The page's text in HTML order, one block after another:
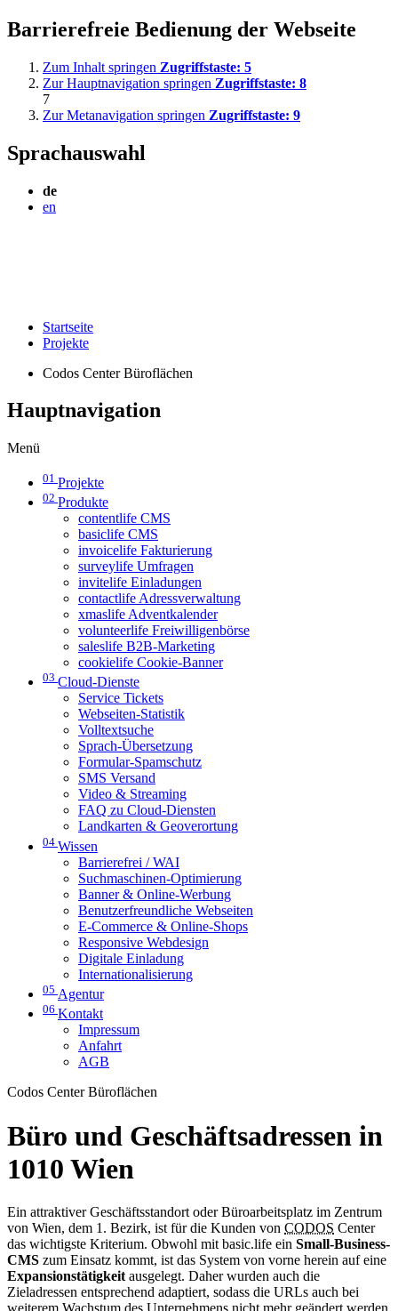
Barrierefreie Bedienung der Webseite
Zum Inhalt springen Zugriffstaste: 5
Zur Hauptnavigation springen Zugriffstaste: 8
7
Zur Metanavigation springen Zugriffstaste: 9
Sprachauswahl
de
en
Startseite
Projekte
Codos Center Büroflächen
Hauptnavigation
Menü
01 Projekte
02 Produkte
contentlife CMS
basiclife CMS
invoicelife Fakturierung
surveylife Umfragen
invitelife Einladungen
contactlife Adressverwaltung
xmaslife Adventkalender
volunteerlife Freiwilligenbörse
saleslife B2B-Marketing
cookielife Cookie-Banner
03 Cloud-Dienste
Service Tickets
Webseiten-Statistik
Volltextsuche
Sprach-Übersetzung
Formular-Spamschutz
SMS Versand
Video & Streaming
FAQ zu Cloud-Diensten
Landkarten & Geoverortung
04 Wissen
Barrierefrei / WAI
Suchmaschinen-Optimierung
Banner & Online-Werbung
Benutzerfreundliche Webseiten
E-Commerce & Online-Shops
Responsive Webdesign
Digitale Einladung
Internationalisierung
05 Agentur
06 Kontakt
Impressum
Anfahrt
AGB
Codos Center Büroflächen
Büro und Geschäftsadressen in
1010 Wien
Ein attraktiver Geschäftsstandort oder Büroarbeitsplatz im Zentrum
von Wien, dem 1. Bezirk, ist für die Kunden von CODOS Center
das wichtigste Kriterium. Obwohl mit basic.life ein Small-Business-
CMS zum Einsatz kommt, ist das System von vorne herein auf eine
Expansionstätigkeit ausgelegt. Daher wurden auch die
Zieladressen entsprechend adaptiert, sodass die URLs auch bei